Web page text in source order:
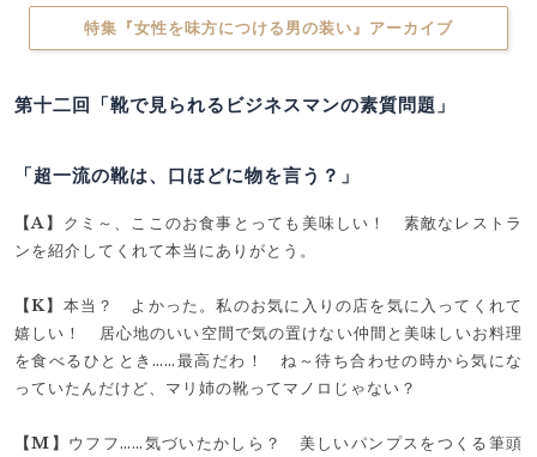
特集『女性を味方につける男の装い』アーカイブ
第十二回「靴で見られるビジネスマンの素質問題」
「超一流の靴は、口ほどに物を言う？」
【A】 クミ～、ここのお食事とっても美味しい！ 素敵なレストラ
ンを紹介してくれて本当にありがとう。
【K】 本当？ よかった。私のお気に入りの店を気に入ってくれて
嬉しい！ 居心地のいい空間で気の置けない仲間と美味しいお料理
を食べるひととき……最高だわ！ ね～待ち合わせの時から気にな
っていたんだけど、マリ姉の靴ってマノロじゃない？
【M】 ウフフ……気づいたかしら？ 美しいパンプスをつくる筆頭